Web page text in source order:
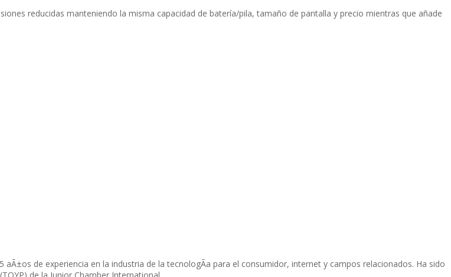
reducidas manteniendo la misma capacidad de baterí­a/pila, tamaño de pantalla y precio mientras que añade
de experiencia en la industria de la tecnologÃ­a para el consumidor, internet y campos relacionados. Ha sido